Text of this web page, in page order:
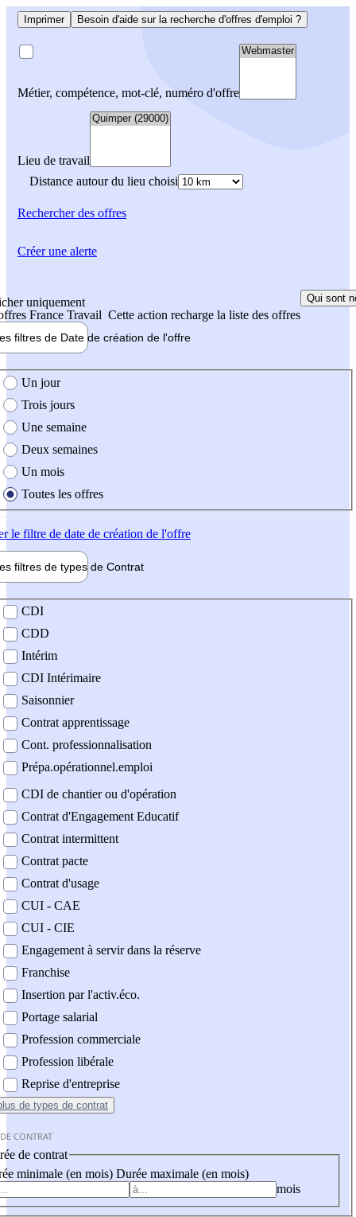
Imprimer Besoin d'aide sur la recherche d'offres d'emploi ?
Métier, compétence, mot-clé, numéro d'offre
Lieu de travail
Distance autour du lieu choisi
Rechercherdes offres
uniquement
France Travail Cette action recharge la liste des offres
Qui sont
filtres de Date de création de l'offre
création de l'offre
Un jour
Trois jours
Une semaine
Deux semaines
Un mois
Toutes les offres
le filtre de date de création de l'offre
filtres de types de Contrat
contrat
CDI
CDD
Intérim
CDI Intérimaire
Saisonnier
Contrat apprentissage
Cont. professionnalisation
Prépa.opérationnel.emploi
CDI de chantier ou d'opération
Contrat d'Engagement Educatif
Contrat intermittent
Contrat pacte
Contrat d'usage
CUI - CAE
CUI - CIE
Engagement à servir dans la réserve
Franchise
Insertion par l'activ.éco.
Portage salarial
Profession commerciale
Profession libérale
Reprise d'entreprise
de types de contrat
CONTRAT
de contrat
minimale (en mois) Durée maximale (en mois)
mois
Créer une alerte